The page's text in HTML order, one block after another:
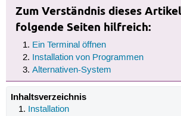
Zum Verständnis dieses
folgende Seiten hilfreich:
Ein Terminal öffnen
Installation von Programmen
Alternativen-System
Inhaltsverzeichnis
Installation